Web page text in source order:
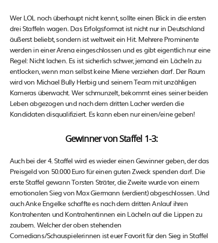
Wer LOL noch überhaupt nicht kennt, sollte einen Blick in die ersten
drei Staffeln wagen. Das Erfolgsformat ist nicht nur in Deutschland
äußerst beliebt, sondern ist weltweit ein Hit. Mehrere Prominente
werden in einer Arena eingeschlossen und es gibt eigentlich nur eine
Regel: Nicht lachen. Es ist sicherlich schwer, jemand ein Lächeln zu
entlocken, wenn man selbst keine Miene verziehen darf. Der Raum
wird von Michael Bully Herbig und seinem Team mit unzähligen
Kameras überwacht. Wer schmunzelt, bekommt eines seiner beiden
Leben abgezogen und nach dem dritten Lacher werden die
Kandidaten disqualifiziert. Es kann eben nur einen/eine geben!
Gewinner von Staffel 1-3:
Auch bei der 4. Staffel wird es wieder einen Gewinner geben, der das
Preisgeld von 50.000 Euro für einen guten Zweck spenden darf. Die
erste Staffel gewann Torsten Sträter, die Zweite wurde von einem
emotionalen Sieg von Max Giermann (verdient) abgeschlossen. Und
auch Anke Engelke schaffte es nach dem dritten Anlauf ihren
Kontrahenten und Kontrahentinnen ein Lächeln auf die Lippen zu
zaubern. Welcher der oben stehenden
Comedians/Schauspielerinnen ist euer Favorit für den Sieg in Staffel